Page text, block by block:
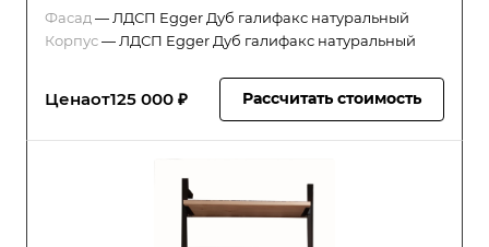
Фасад — ЛДСП Egger Дуб галифакс натуральный
Корпус— ЛДСП Egger Дуб галифакс натуральный
Ценаот125 000 ₽ Рассчитать стоимость